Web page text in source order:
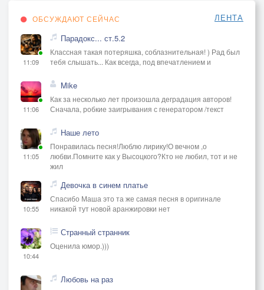
ОБСУЖДАЮТ СЕЙЧАС ЛЕНТА
11:09
Парадокс... ст.5.2
Классная такая потеряшка, соблазнительная! ) Рад был
тебя слышать... Как всегда, под впечатлением и
11:06
Mike
Как за несколько лет произошла деградация авторов!
Сначала, робкие заигрывания с генератором /текст
11:05
Наше лето
Понравилась песня!Люблю лирику!О вечном ,о
любви.Помните как у Высоцкого?Кто не любил, тот и не
жил
10:55
Девочка в синем платье
Спасибо Маша это та же самая песня в оригинале
никакой тут новой аранжировки нет
10:44
Странный странник
Оценила юмор.)))
Любовь на раз